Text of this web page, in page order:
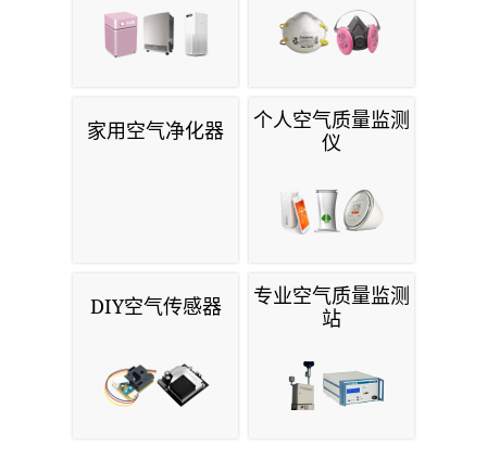
寻找更多空气质量相关产品？